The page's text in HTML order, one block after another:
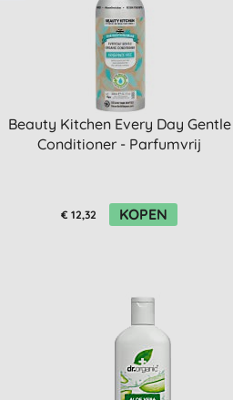
Beauty Kitchen Every Day Gentle
Conditioner - Parfumvrij
€ 12,32 KOPEN